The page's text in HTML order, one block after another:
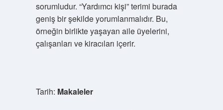
sorumludur. “Yardımcı kişi” terimi burada
geniş bir şekilde yorumlanmalıdır. Bu,
örneğin birlikte yaşayan aile üyelerini,
çalışanları ve kiracıları içerir.
Tarih: Makaleler